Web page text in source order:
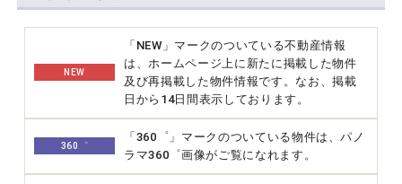
NEW
「NEW」マークのついている不動産情報
は、ホームページ上に新たに掲載した物件
及び再掲載した物件情報です。なお、掲載
日から14日間表示しております。
360゜
「360゜」マークのついている物件は、パノ
ラマ360゜画像がご覧になれます。